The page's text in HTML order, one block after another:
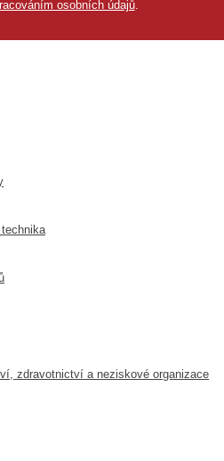
osobních údajů.
zdravotnictví a neziskové organizace